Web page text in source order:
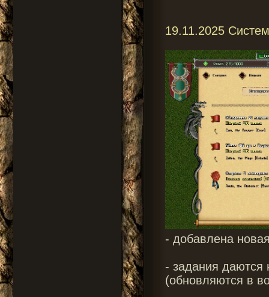
19.11.2025
- добавлена
- задания даются
(обновляются в